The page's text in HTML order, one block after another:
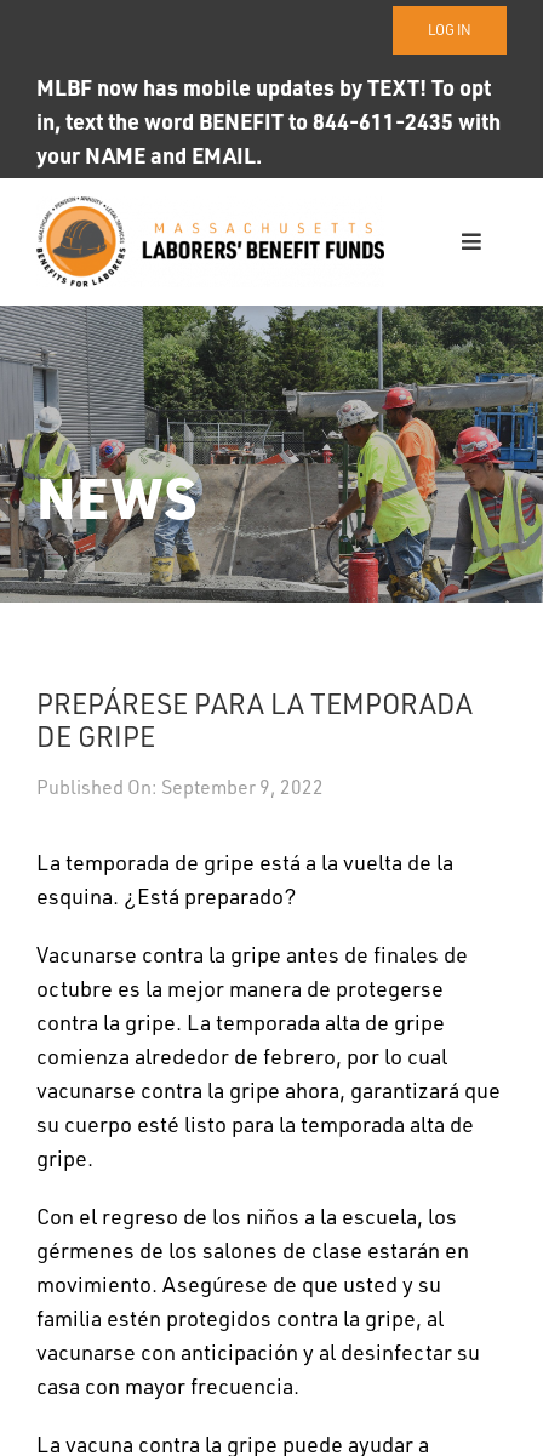
content
LOG IN
MLBF now has mobile updates by TEXT! To opt
in, text the word BENEFIT to 844-611-2435 with
your NAME and EMAIL.
Toggle
WHO WE ARE
OUR FUNDS
Photo ID
UPDATES
Search
NEWS
PREPÁRESE PARA LA TEMPORADA
DE GRIPE
Published On: September 9, 2022
La temporada de gripe está a la vuelta de la
esquina. ¿Está preparado?
Vacunarse contra la gripe antes de finales de
octubre es la mejor manera de protegerse
contra la gripe. La temporada alta de gripe
comienza alrededor de febrero, por lo cual
vacunarse contra la gripe ahora, garantizará que
su cuerpo esté listo para la temporada alta de
gripe.
Con el regreso de los niños a la escuela, los
gérmenes de los salones de clase estarán en
movimiento. Asegúrese de que usted y su
familia estén protegidos contra la gripe, al
vacunarse con anticipación y al desinfectar su
casa con mayor frecuencia.
La vacuna contra la gripe puede ayudar a